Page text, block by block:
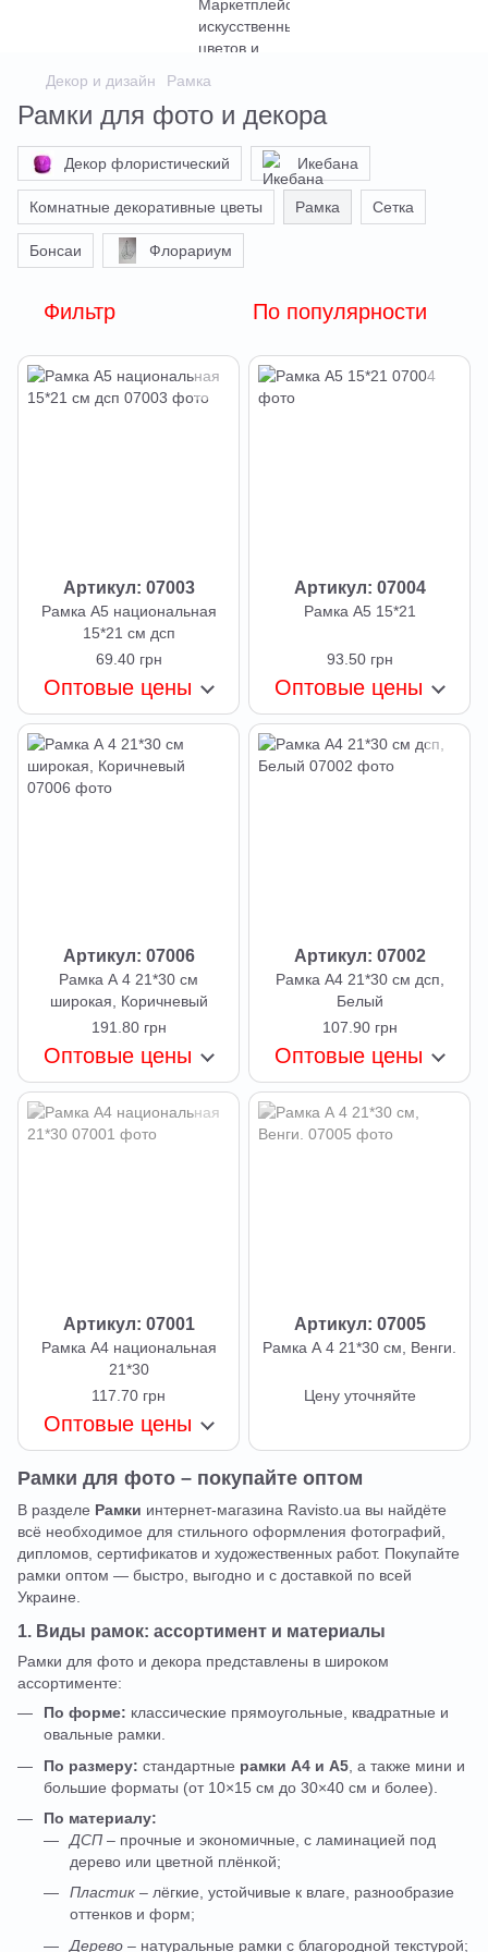
Декор и дизайн Рамка
Рамки для фото и декора
Декор флористический Икебана
Комнатные декоративные цветы Рамка Сетка
Бонсаи Флорариум
Фильтр По популярности
Артикул: 07003
Рамка А5 национальная
15*21 см дсп
69.40 грн
Оптовые цены
Артикул: 07004
Рамка А5 15*21
93.50 грн
Оптовые цены
Артикул: 07006
Рамка А 4 21*30 см
широкая, Коричневый
191.80 грн
Оптовые цены
Артикул: 07002
Рамка А4 21*30 см дсп,
Белый
107.90 грн
Оптовые цены
Артикул: 07001
Рамка А4 национальная
21*30
117.70 грн
Оптовые цены
Артикул: 07005
Рамка А 4 21*30 см, Венги.
Цену уточняйте
Рамки для фото – покупайте оптом
В разделе Рамки интернет-магазина Ravisto.ua вы найдёте
всё необходимое для стильного оформления фотографий,
дипломов, сертификатов и художественных работ. Покупайте
рамки оптом — быстро, выгодно и с доставкой по всей
Украине.
1. Виды рамок: ассортимент и материалы
Рамки для фото и декора представлены в широком
ассортименте:
По форме: классические прямоугольные, квадратные и
овальные рамки.
По размеру: стандартные рамки А4 и А5 , а также мини и
большие форматы (от 10×15 см до 30×40 см и более).
По материалу:
ДСП – прочные и экономичные, с ламинацией под
дерево или цветной плёнкой;
Пластик – лёгкие, устойчивые к влаге, разнообразие
оттенков и форм;
Дерево – натуральные рамки с благородной текстурой;